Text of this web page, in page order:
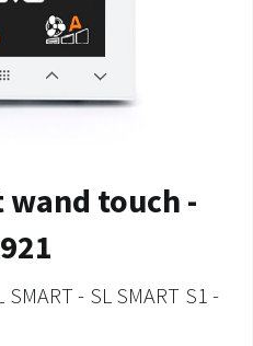
touch -
SMART - SL SMART S1 -